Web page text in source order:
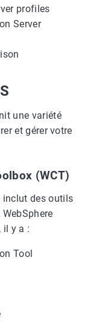
profiles
Server
une variété
et gérer votre
(WCT)
inclut des outils
il y a :
Tool